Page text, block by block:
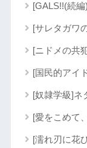
[GALS!!(続
[サレタガワ
[ニドメの共
[国民的アイ
[奴隷学級]ネ
[愛をこめて
[濡れ刃に花